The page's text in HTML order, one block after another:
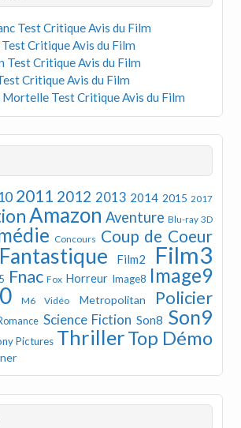
Test Critique Avis du Film
Critique Avis du Film
Test Critique Avis du Film
Critique Avis du Film
Mortelle Test Critique Avis du Film
2011 2012 2013 2014 2015 2017
Amazon Aventure Blu-ray 3D
Concours Coup de Coeur
Fantastique Film2 Film3
Fnac Fox Horreur Image8 Image9
M6 Vidéo Metropolitan Policier
Science Fiction Son8 Son9
Pictures ThrillerTop Démo